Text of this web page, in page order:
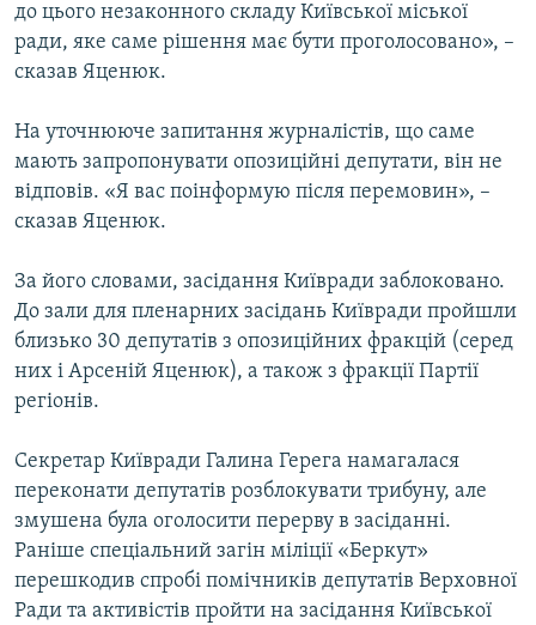
до цього незаконного складу Київської міської
ради, яке саме рішення має бути проголосовано», –
сказав Яценюк.
На уточнююче запитання журналістів, що саме
мають запропонувати опозиційні депутати, він не
відповів. «Я вас поінформую після перемовин», –
сказав Яценюк.
За його словами, засідання Київради заблоковано.
До зали для пленарних засідань Київради пройшли
близько 30 депутатів з опозиційних фракцій (серед
них і Арсеній Яценюк), а також з фракції Партії
регіонів.
Секретар Київради Галина Герега намагалася
переконати депутатів розблокувати трибуну, але
змушена була оголосити перерву в засіданні.
Раніше спеціальний загін міліції «Беркут»
перешкодив спробі помічників депутатів Верховної
Ради та активістів пройти на засідання Київської